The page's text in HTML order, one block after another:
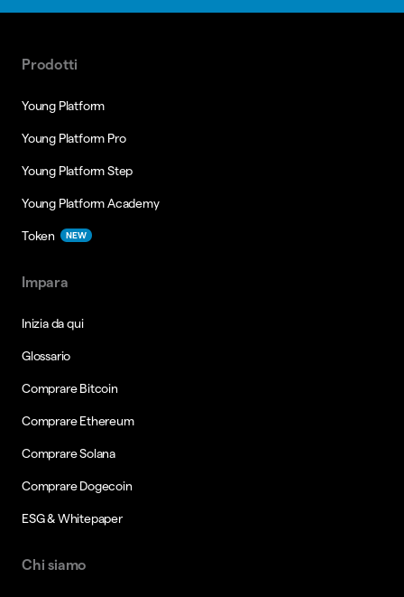
Prodotti
Young Platform
Young Platform Pro
Young Platform Step
Young Platform Academy
Token NEW
Impara
Inizia da qui
Glossario
Comprare Bitcoin
Comprare Ethereum
Comprare Solana
Comprare Dogecoin
ESG & Whitepaper
Chi siamo